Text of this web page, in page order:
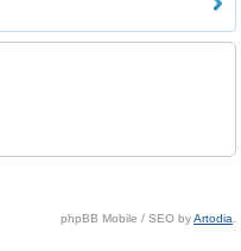
phpBB Mobile / SEO byArtodia